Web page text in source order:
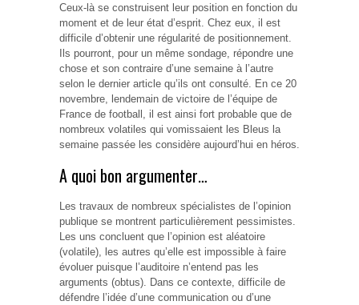
Ceux-là se construisent leur position en fonction du
moment et de leur état d’esprit. Chez eux, il est
difficile d’obtenir une régularité de positionnement.
Ils pourront, pour un même sondage, répondre une
chose et son contraire d’une semaine à l’autre
selon le dernier article qu’ils ont consulté. En ce 20
novembre, lendemain de victoire de l’équipe de
France de football, il est ainsi fort probable que de
nombreux volatiles qui vomissaient les Bleus la
semaine passée les considère aujourd’hui en héros.
A quoi bon argumenter…
Les travaux de nombreux spécialistes de l’opinion
publique se montrent particulièrement pessimistes.
Les uns concluent que l’opinion est aléatoire
(volatile), les autres qu’elle est impossible à faire
évoluer puisque l’auditoire n’entend pas les
arguments (obtus). Dans ce contexte, difficile de
défendre l’idée d’une communication ou d’une